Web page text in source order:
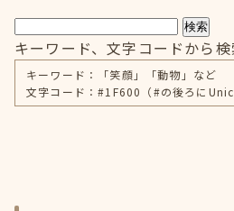
検索
キーワード、文字コードから検
キーワード：「笑顔」「動物」など
文字コード：#1F600（#の後ろに